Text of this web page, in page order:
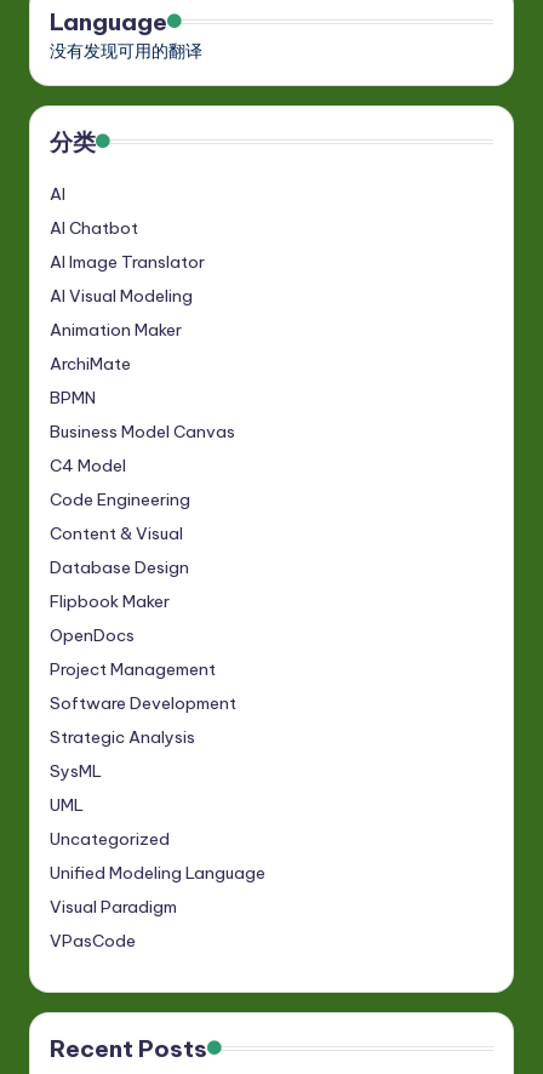
Language
没有发现可用的翻译
分类
AI
AI Chatbot
AI Image Translator
AI Visual Modeling
Animation Maker
ArchiMate
BPMN
Business Model Canvas
C4 Model
Code Engineering
Content & Visual
Database Design
Flipbook Maker
OpenDocs
Project Management
Software Development
Strategic Analysis
SysML
UML
Uncategorized
Unified Modeling Language
Visual Paradigm
VPasCode
Recent Posts